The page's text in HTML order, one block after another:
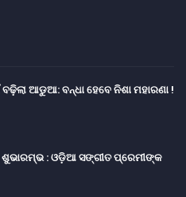
ଆଡୁଆ: ବନ୍ଧା ହେବେ ନିଶା ମହାରଣା !
ଶୁଭାରମ୍ଭ : ଓଡ଼ିଆ ସଙ୍ଗୀତ ପ୍ରେମୀଙ୍କ